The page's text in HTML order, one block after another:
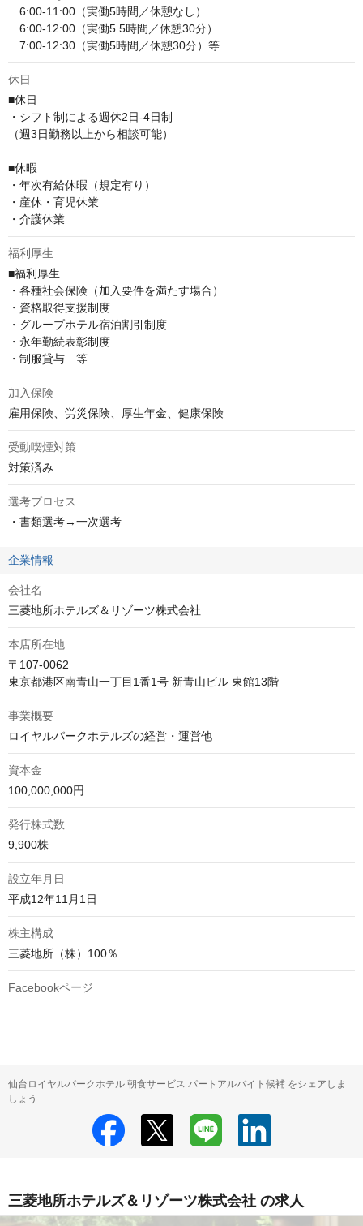
6:00-11:00（実働5時間／休憩なし）
6:00-12:00（実働5.5時間／休憩30分）
7:00-12:30（実働5時間／休憩30分）等
休日
■休日
・シフト制による週休2日-4日制
（週3日勤務以上から相談可能）
■休暇
・年次有給休暇（規定有り）
・産休・育児休業
・介護休業
福利厚生
■福利厚生
・各種社会保険（加入要件を満たす場合）
・資格取得支援制度
・グループホテル宿泊割引制度
・永年勤続表彰制度
・制服貸与　等
加入保険
雇用保険、労災保険、厚生年金、健康保険
受動喫煙対策
対策済み
選考プロセス
・書類選考→一次選考
企業情報
会社名
三菱地所ホテルズ＆リゾーツ株式会社
本店所在地
〒107-0062
東京都港区南青山一丁目1番1号 新青山ビル 東館13階
事業概要
ロイヤルパークホテルズの経営・運営他
資本金
100,000,000円
発行株式数
9,900株
設立年月日
平成12年11月1日
株主構成
三菱地所（株）100％
Facebookページ
仙台ロイヤルパークホテル 朝食サービス パートアルバイト候補 をシェアしま
しょう
三菱地所ホテルズ＆リゾーツ株式会社 の求人